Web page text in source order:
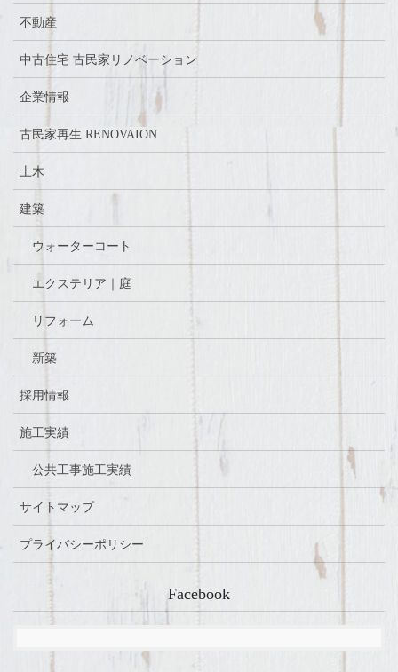
不動産
中古住宅 古民家リノベーション
企業情報
古民家再生 RENOVAION
土木
建築
ウォーターコート
エクステリア｜庭
リフォーム
新築
採用情報
施工実績
公共工事施工実績
サイトマップ
プライバシーポリシー
Facebook